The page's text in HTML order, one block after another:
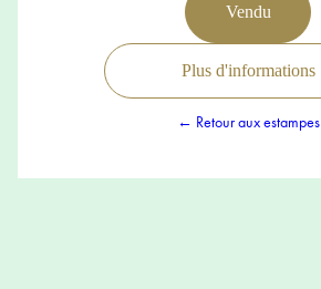
Vendu
Plus d'informations
← Retour aux estampes